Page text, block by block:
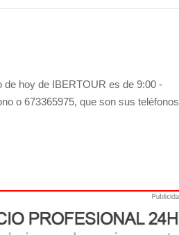
hoy de IBERTOUR es de 9:00 -
o 673365975, que son sus teléfonos